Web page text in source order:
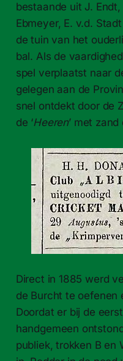
bestaande uit J.
Ebmeyer, E. v.d.
de tuin van het
bal. Als de
spel verplaatst naar
gelegen aan de
snel ontdekt door de
de ‘Heeren’ met
Direct in 1885 werd
de Burcht te oefenen
Doordat er bij de
handgemeen
publiek, trokken B en